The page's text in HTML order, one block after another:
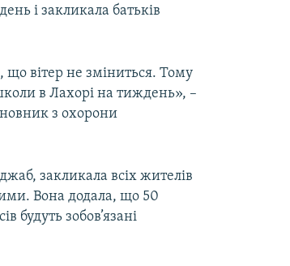
і закликала батьків
що вітер не зміниться. Тому
в Лахорі на тиждень», –
з охорони
закликала всіх жителів
Вона додала, що 50
будуть зобов’язані